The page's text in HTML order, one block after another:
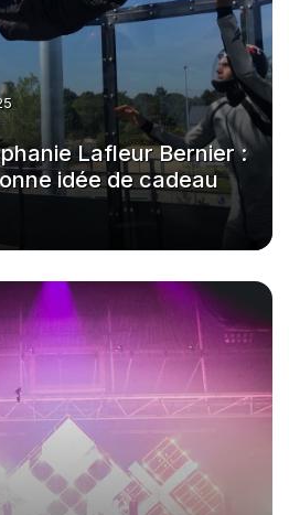
Lafleur Bernier :
idée de cadeau